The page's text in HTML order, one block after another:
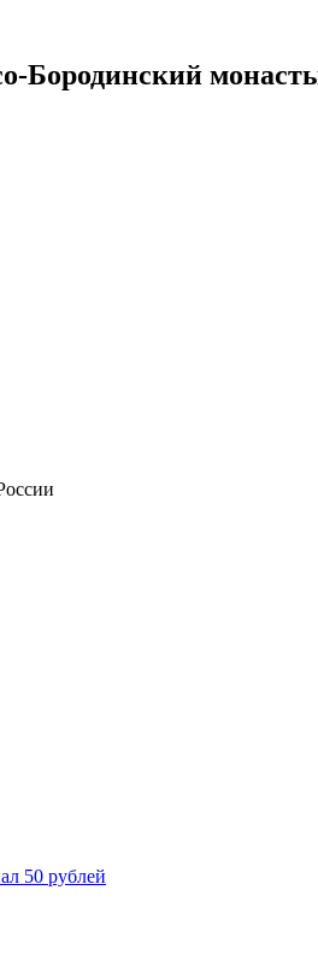
Бородинский
50 рублей